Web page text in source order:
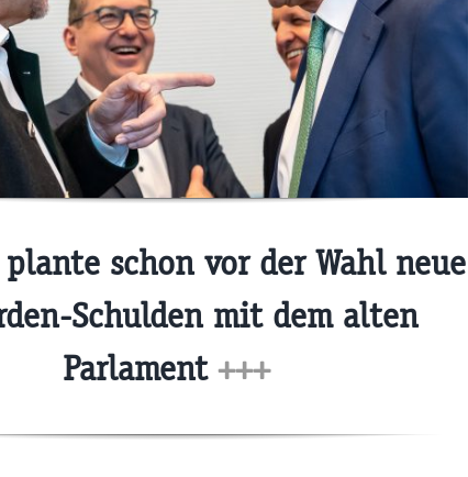
schon vor der Wahl neue
Schulden mit dem alten
Parlament +++